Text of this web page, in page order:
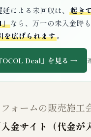
による未回収は、 起き
なら、万一の未入金時
を広げられます。
Deal」を見る →
ォームの販売施
入金サイト（代金